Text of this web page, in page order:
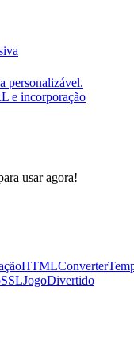
personalizável.
e incorporação
usar agora!
HTMLConverter
SSLJogoDivertido